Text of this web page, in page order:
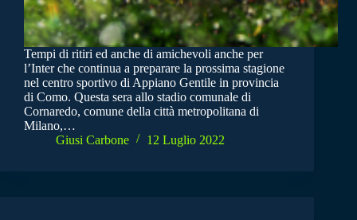
Tempi di ritiri ed anche di amichevoli anche per
l’Inter che continua a preparare la prossima stagione
nel centro sportivo di Appiano Gentile in provincia
di Como. Questa sera allo stadio comunale di
Cornaredo, comune della città metropolitana di
Milano,…
Giusi Carbone
12 Luglio 2022